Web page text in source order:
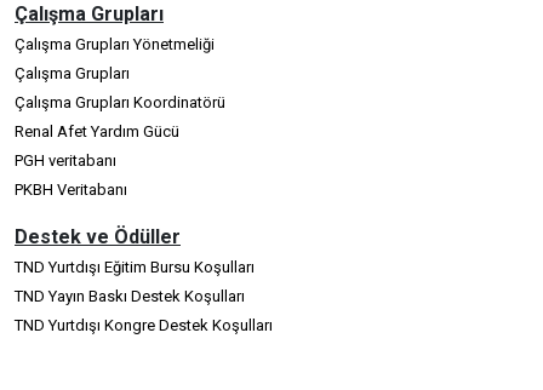
Çalışma Grupları
Çalışma Grupları Yönetmeliği
Çalışma Grupları
Çalışma Grupları Koordinatörü
Renal Afet Yardım Gücü
PGH veritabanı
PKBH Veritabanı
Destek ve Ödüller
TND Yurtdışı Eğitim Bursu Koşulları
TND Yayın Baskı Destek Koşulları
TND Yurtdışı Kongre Destek Koşulları